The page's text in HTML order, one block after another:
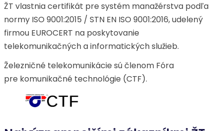
ŽT vlastnia certifikát pre systém manažérstva podľa
normy ISO 9001:2015 / STN EN ISO 9001:2016, udelený
firmou EUROCERT na poskytovanie
telekomunikačných a informatických služieb.
Železničné telekomunikácie sú členom Fóra
pre komunikačné technológie (CTF).